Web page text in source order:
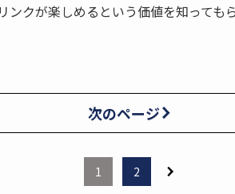
ンクが楽しめるという価値を知っても
次のページ
1 2